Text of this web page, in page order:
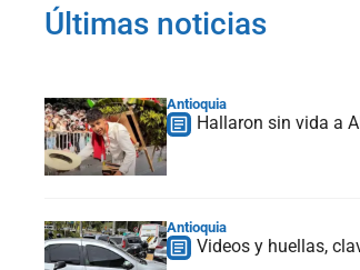
Últimas noticias
Antioquia
Hallaron sin vida a
Antioquia
Videos y huellas,